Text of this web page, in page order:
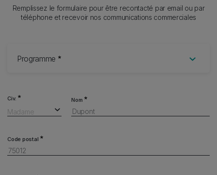
Remplissez le formulaire pour être recontacté par email ou par
téléphone et recevoir nos communications commerciales
Programme
Civ.
Madame
Nom
Code postal